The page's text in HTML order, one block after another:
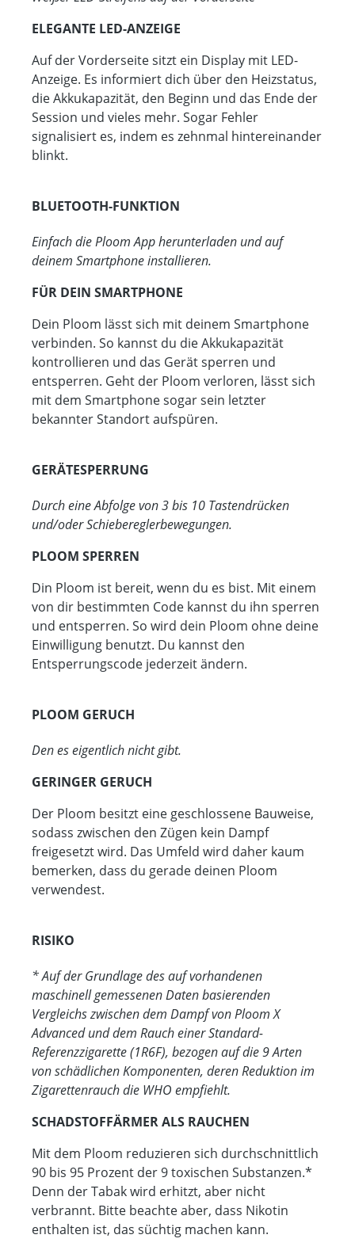
ELEGANTE LED-ANZEIGE
Auf der Vorderseite sitzt ein Display mit LED-
Anzeige. Es informiert dich über den Heizstatus,
die Akkukapazität, den Beginn und das Ende der
Session und vieles mehr. Sogar Fehler
signalisiert es, indem es zehnmal hintereinander
blinkt.
BLUETOOTH-FUNKTION
Einfach die Ploom App herunterladen und auf
deinem Smartphone installieren.
FÜR DEIN SMARTPHONE
Dein Ploom lässt sich mit deinem Smartphone
verbinden. So kannst du die Akkukapazität
kontrollieren und das Gerät sperren und
entsperren. Geht der Ploom verloren, lässt sich
mit dem Smartphone sogar sein letzter
bekannter Standort aufspüren.
GERÄTESPERRUNG
Durch eine Abfolge von 3 bis 10 Tastendrücken
und/oder Schiebereglerbewegungen.
PLOOM SPERREN
Din Ploom ist bereit, wenn du es bist. Mit einem
von dir bestimmten Code kannst du ihn sperren
und entsperren. So wird dein Ploom ohne deine
Einwilligung benutzt. Du kannst den
Entsperrungscode jederzeit ändern.
PLOOM GERUCH
Den es eigentlich nicht gibt.
GERINGER GERUCH
Der Ploom besitzt eine geschlossene Bauweise,
sodass zwischen den Zügen kein Dampf
freigesetzt wird. Das Umfeld wird daher kaum
bemerken, dass du gerade deinen Ploom
verwendest.
RISIKO
* Auf der Grundlage des auf vorhandenen
maschinell gemessenen Daten basierenden
Vergleichs zwischen dem Dampf von Ploom X
Advanced und dem Rauch einer Standard-
Referenzzigarette (1R6F), bezogen auf die 9 Arten
von schädlichen Komponenten, deren Reduktion im
Zigarettenrauch die WHO empfiehlt.
SCHADSTOFFÄRMER ALS RAUCHEN
Mit dem Ploom reduzieren sich durchschnittlich
90 bis 95 Prozent der 9 toxischen Substanzen.*
Denn der Tabak wird erhitzt, aber nicht
verbrannt. Bitte beachte aber, dass Nikotin
enthalten ist, das süchtig machen kann.